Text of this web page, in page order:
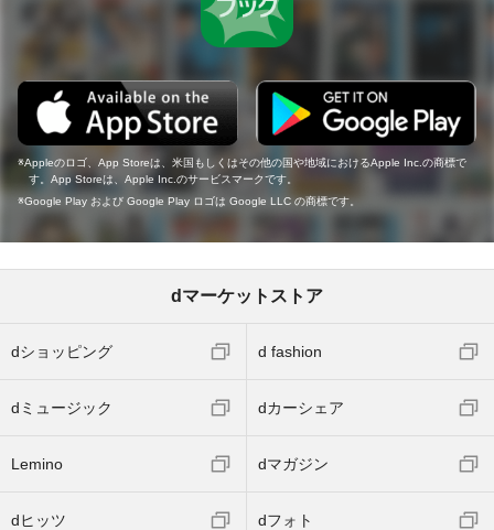
Appleのロゴ、App Storeは、米国もしくはその他の国や地域におけるApple Inc.の商標で
す。App Storeは、Apple Inc.のサービスマークです。
Google Play および Google Play ロゴは Google LLC の商標です。
dマーケットストア
dショッピング d fashion
dミュージック dカーシェア
Lemino dマガジン
dヒッツ dフォト